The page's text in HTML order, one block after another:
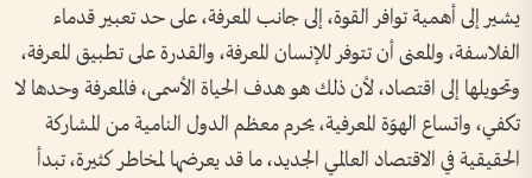
يشير إلى أهمية توافر القوة، إلى جانب المعرفة، على حد تعبير قدماء
الفلاسفة، والمعنى أن تتوفر للإنسان المعرفة، والقدرة على تطبيق المعرفة،
وتحويلها إلى اقتصاد، لأن ذلك هو هدف الحياة الأسمى، فالمعرفة وحدها لا
تكفي، واتساع الهوّة المعرفية، يحرم معظم الدول النامية من المشاركة
الحقيقية في الاقتصاد العالمي الجديد، ما قد يعرضها لمخاطر كثيرة، تبدأ